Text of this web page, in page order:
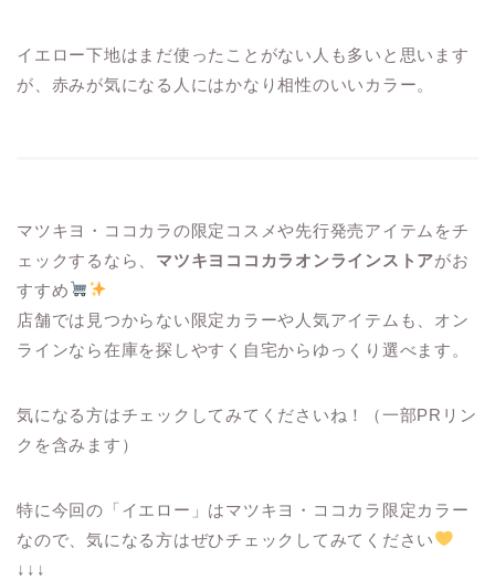
イエロー下地はまだ使ったことがない人も多いと思います
が、赤みが気になる人にはかなり相性のいいカラー。
マツキヨ・ココカラの限定コスメや先行発売アイテムをチ
ェックするなら、 マツキヨココカラオンラインストアがお
すすめ
店舗では見つからない限定カラーや人気アイテムも、オン
ラインなら在庫を探しやすく自宅からゆっくり選べます。
気になる方はチェックしてみてくださいね！（一部PRリン
クを含みます）
特に今回の「イエロー」はマツキヨ・ココカラ限定カラー
なので、気になる方はぜひチェックしてみてください
↓↓↓